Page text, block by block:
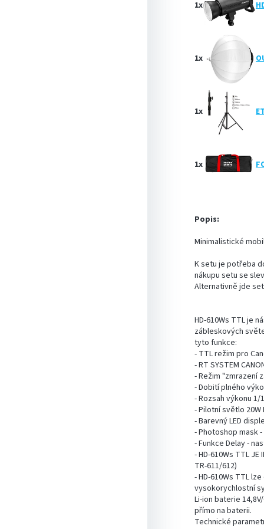
1x
1x
1x
1x
Popis:
Minimalistické
K setu je potřeba
nákupu setu se
Alternativně jde
HD-610Ws TTL je
zábleskových
tyto funkce:
- TTL režim pro
- RT SYSTEM
- Režim "zmrazení
- Dobití plného
- Rozsah výkonu 1/
- Pilotní světlo 20W
- Barevný LED
- Photoshop mask
- Funkce Delay -
- HD-610Ws TTL JE
TR-611/612)
- HD-610Ws TTL
vysokorychlostní
Li-ion baterie
přímo na baterii.
Technické